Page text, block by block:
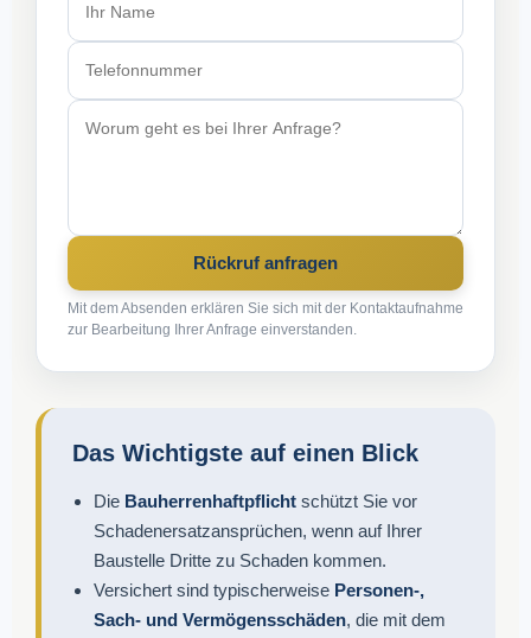
Rückruf anfragen
Mit dem Absenden erklären Sie sich mit der Kontaktaufnahme
zur Bearbeitung Ihrer Anfrage einverstanden.
Das Wichtigste auf einen Blick
Die Bauherrenhaftpflicht schützt Sie vor
Schadenersatzansprüchen, wenn auf Ihrer
Baustelle Dritte zu Schaden kommen.
Versichert sind typischerweise Personen-,
Sach- und Vermögensschäden, die mit dem